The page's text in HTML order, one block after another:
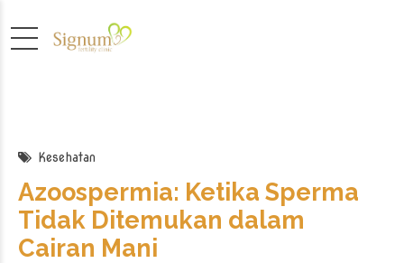
Kesehatan
Azoospermia: Ketika Sperma
Tidak Ditemukan dalam
Cairan Mani